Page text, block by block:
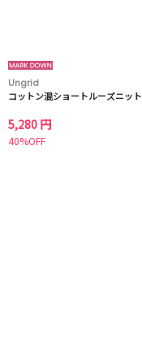
Ungrid
コットン混ショートルーズニット
5,280 円
40%OFF